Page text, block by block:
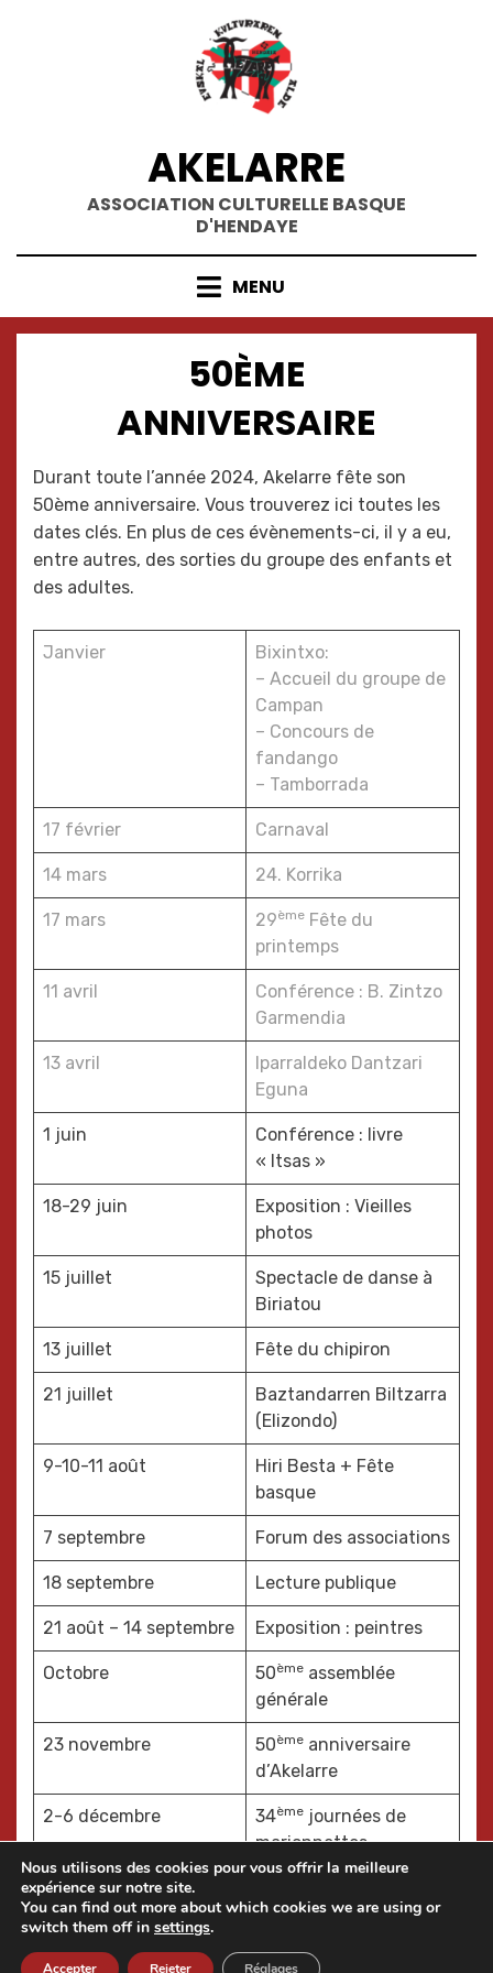
AKELARRE
ASSOCIATION CULTURELLE BASQUE
D'HENDAYE
MENU
50ÈME
ANNIVERSAIRE
Durant toute l’année 2024, Akelarre fête son
50ème anniversaire. Vous trouverez ici toutes les
dates clés. En plus de ces évènements-ci, il y a eu,
entre autres, des sorties du groupe des enfants et
des adultes.
Janvier
Bixintxo:
– Accueil du groupe de
Campan
– Concours de
fandango
– Tamborrada
17 février Carnaval
14 mars 24. Korrika
17 mars 29ème Fête du
printemps
11 avril
Conférence : B. Zintzo
Garmendia
13 avril
Iparraldeko Dantzari
Eguna
1 juin
Conférence : livre
« Itsas »
18-29 juin
Exposition : Vieilles
photos
15 juillet
Spectacle de danse à
Biriatou
13 juillet Fête du chipiron
21 juillet
Baztandarren Biltzarra
(Elizondo)
9-10-11 août
Hiri Besta + Fête
basque
7 septembre Forum des associations
18 septembre Lecture publique
21 août – 14 septembre Exposition : peintres
Octobre 50ème assemblée
générale
23 novembre 50ème anniversaire
d’Akelarre
2-6 décembre 34ème journées de
marionnettes
24 décembre
Nous utilisons des cookies pour vous offrir la meilleure
expérience sur notre site.
You can find out more about which cookies we are using or
switch them off in settings.
Accepter Rejeter Réglages